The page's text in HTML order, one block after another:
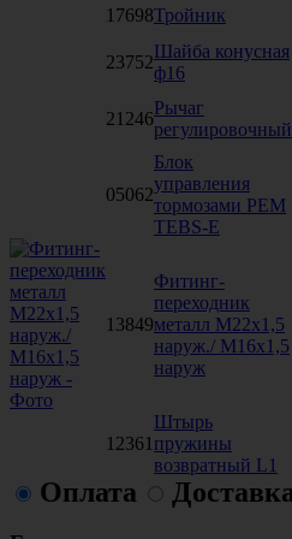
17698Тройник
23752
Шайба конусная
ф16
21246
Рычаг
регулировочный
05062
Блок
управления
тормозами PEM
TEBS-E
13849
Фитинг-
переходник
металл M22x1,5
наруж./ М16х1,5
наруж
12361
Штырь
пружины
возвратный L1
Оплата